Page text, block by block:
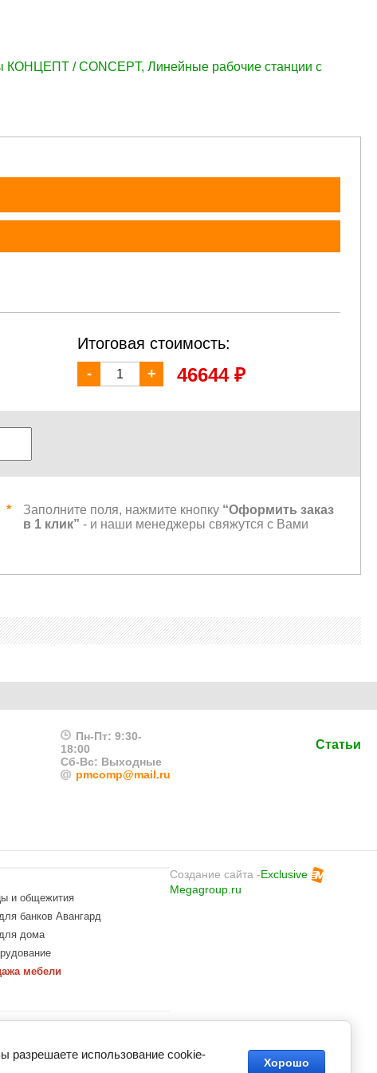
КОНЦЕПТ / CONCEPT, Линейные рабочие станции с
Итоговая стоимость:
- + 46644 ₽
Заполните поля, нажмите кнопку “Оформить заказ
в 1 клик” - и наши менеджеры свяжутся с Вами
Статьи
Пн-Пт: 9:30-
18:00
Сб-Вс: Выходные
pmcomp@mail.ru
и общежития
банков Авангард
дома
мебели
Создание сайта -Exclusive
Megagroup.ru
разрешаете использование cookie-
Хорошо